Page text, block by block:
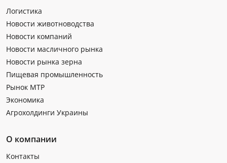
Логистика
Новости животноводства
Новости компаний
Новости масличного рынка
Новости рынка зерна
Пищевая промышленность
Рынок МТР
Экономика
Агрохолдинги Украины
О компании
Контакты